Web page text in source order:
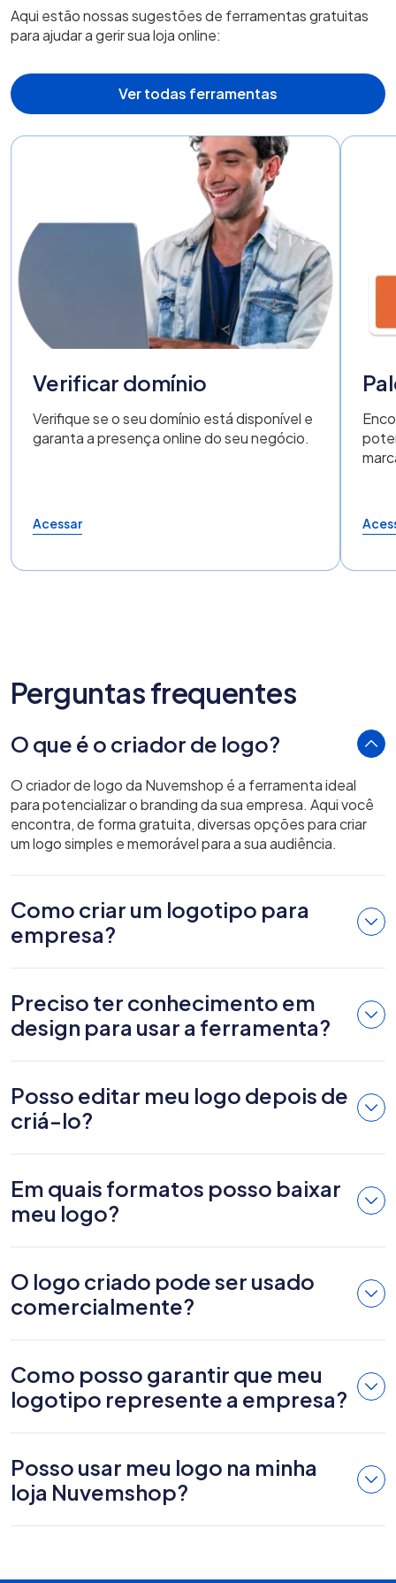
Aqui estão nossas sugestões de ferramentas gratuitas
para ajudar a gerir sua loja online:
Ver todas ferramentas
Verificar domínio
Verifique se o seu domínio está disponível e
garanta a presença online do seu negócio.
Acessar
Perguntas frequentes
O que é o criador de logo?
O criador de logo da Nuvemshop é a ferramenta ideal
para potencializar o branding da sua empresa. Aqui você
encontra, de forma gratuita, diversas opções para criar
um logo simples e memorável para a sua audiência.
Como criar um logotipo para
empresa?
Preciso ter conhecimento em
design para usar a ferramenta?
Posso editar meu logo depois de
criá-lo?
Em quais formatos posso baixar
meu logo?
O logo criado pode ser usado
comercialmente?
Como posso garantir que meu
logotipo represente a empresa?
Posso usar meu logo na minha
loja Nuvemshop?